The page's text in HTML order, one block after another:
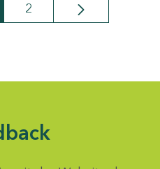
Seite
2